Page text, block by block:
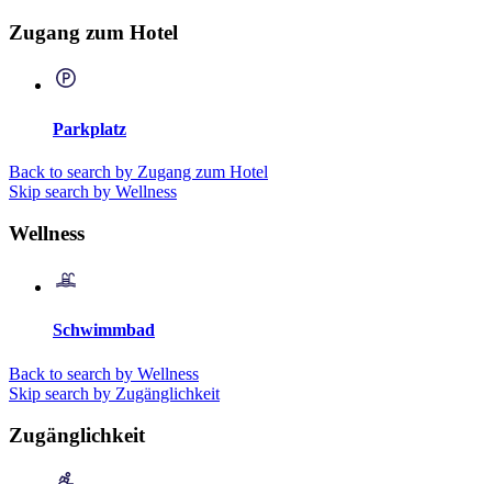
Zugang zum Hotel
Parkplatz
Back to search by Zugang zum Hotel
Skip search by Wellness
Wellness
Schwimmbad
Back to search by Wellness
Skip search by Zugänglichkeit
Zugänglichkeit